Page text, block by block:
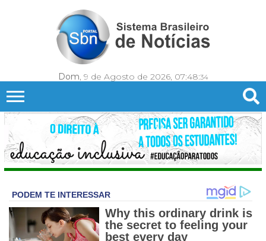
Dom, 9 de Agosto de 2026, 07:48:36